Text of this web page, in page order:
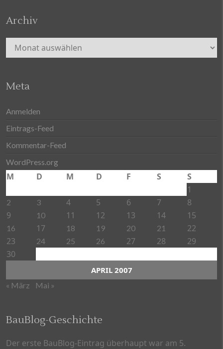
Archiv
Archiv
Meta
Anmelden
Eintrags-Feed
Kommentar-Feed
WordPress.org
APRIL 2007
M D M D F S
S
1
2 3 4 5 6 7
8
9
10 11 12 13 14 15
16 17 18 19 20 21
22
23
24 25 26 27 28
29
30
« März Mai »
BauBlog-Geschichte
Der erste BauBlog-Eintrag überhaupt war am 5.